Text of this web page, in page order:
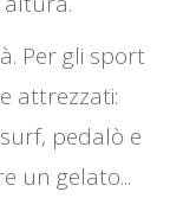
Per gli sport
attrezzati:
pedalò e
un gelato...